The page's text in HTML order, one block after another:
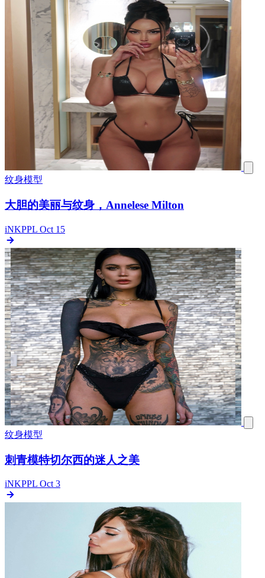
纹身模型
大胆的美丽与纹身，Annelese Milton
iNKPPL Oct 15
纹身模型
刺青模特切尔西的迷人之美
iNKPPL Oct 3